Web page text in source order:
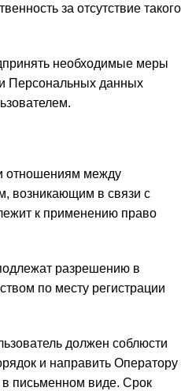
за отсутствие такого
необходимые меры
Персональных данных
отношениям между
возникающим в связи с
к применению право
разрешению в
по месту регистрации
должен соблюсти
и направить Оператору
письменном виде. Срок